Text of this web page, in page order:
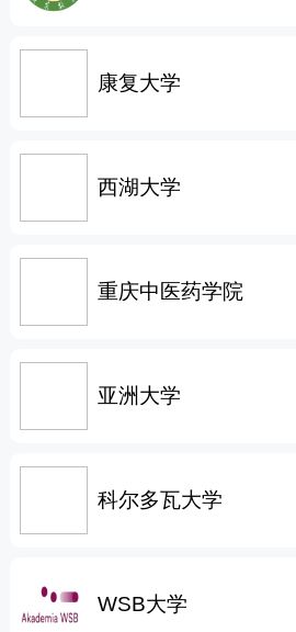
康复大学
西湖大学
重庆中医药学院
亚洲大学
科尔多瓦大学
WSB大学